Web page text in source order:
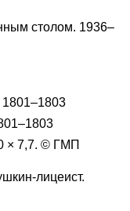
столом. 1936–
× 7,7. © ГМП